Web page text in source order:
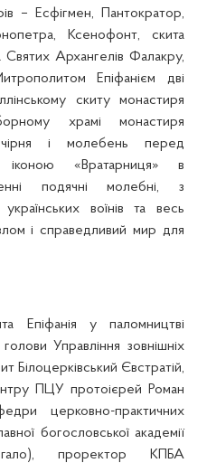
– Есфігмен, Пантократор,
Ксенофонт, скита
Святих Архангелів Фалакру,
Епіфанієм дві
скиту монастиря
храмі монастиря
і молебень перед
іконою «Вратарниця» в
подячні молебні, з
воїнів та весь
і справедливий мир для
Епіфанія у паломництві
Управління зовнішніх
Білоцерківський Євстратій,
ПЦУ протоієрей Роман
церковно-практичних
богословської академії
проректор КПБА